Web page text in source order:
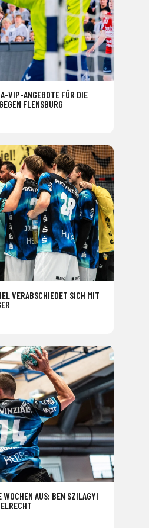
VIP-ANGEBOTE FÜR DIE
FLENSBURG
VERABSCHIEDET SICH MIT
AUS: BEN SZILAGYI